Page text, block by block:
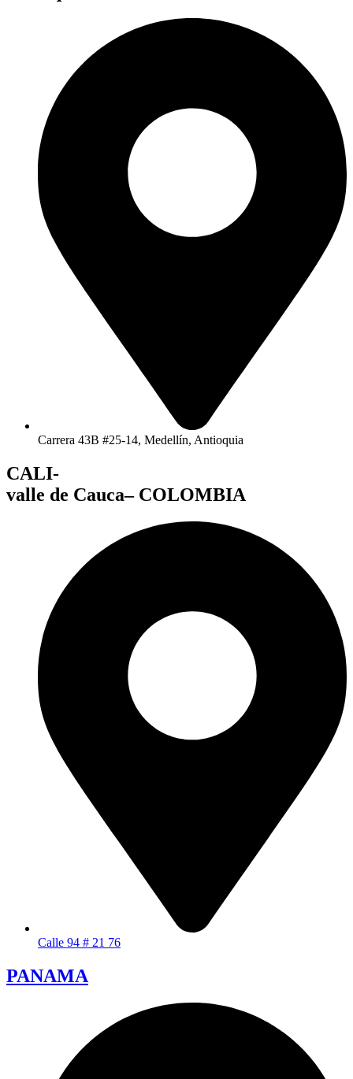
Carrera 43B #25-14, Medellín, Antioquia
CALI-
valle de Cauca– COLOMBIA
Calle 94 # 21 76
PANAMA